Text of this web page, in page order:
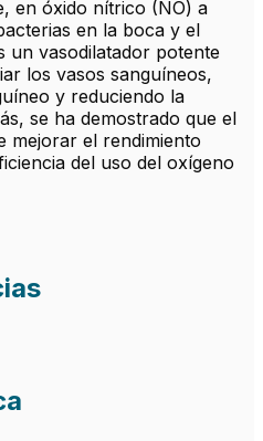
en óxido nítrico (NO) a
en la boca y el
un vasodilatador potente
los vasos sanguíneos,
y reduciendo la
se ha demostrado que el
mejorar el rendimiento
del uso del oxígeno